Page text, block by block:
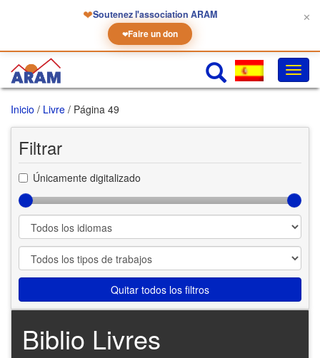
❤Soutenez l'association ARAM
❤Faire un don
✕
la
Inicio / Livre / Página 49
Filtrar
Únicamente digitalizado
Quitar todos los filtros
Biblio Livres